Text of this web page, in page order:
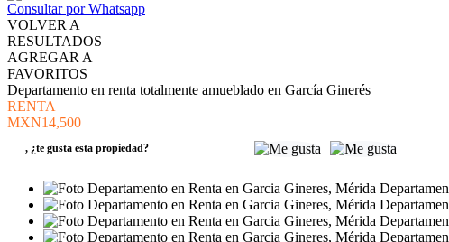
Consultar por Whatsapp
VOLVER A
RESULTADOS
AGREGAR A
FAVORITOS
Departamento en renta totalmente amueblado en García Ginerés
RENTA
MXN14,500
, ¿te gusta esta propiedad?